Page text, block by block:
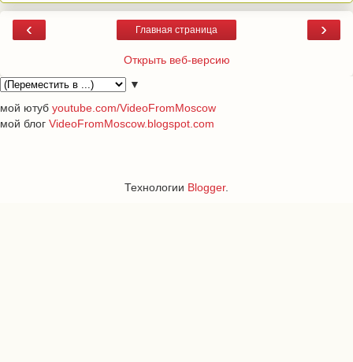
‹ ›
Главная страница
Открыть веб-версию
▼
мой ютуб youtube.com/VideoFromMoscow
мой блог VideoFromMoscow.blogspot.com
Технологии Blogger.